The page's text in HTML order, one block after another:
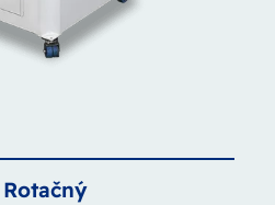
Rotačný